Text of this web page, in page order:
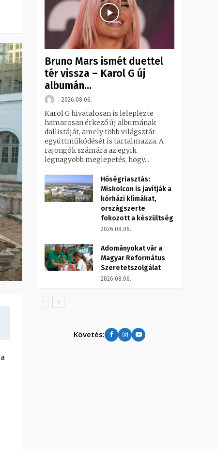
Bruno Mars ismét duettel
tér vissza – Karol G új
albumán...
2026.08.06.
Karol G hivatalosan is leleplezte
hamarosan érkező új albumának
dallistáját, amely több világsztár
együttműködését is tartalmazza. A
rajongók számára az egyik
legnagyobb meglepetés, hogy...
Hőségriasztás:
Miskolcon is javítják a
kórházi klímákat,
országszerte
fokozott a készültség
2026.08.06.
Adományokat vár a
Magyar Református
Szeretetszolgálat
2026.08.06.
Követés: